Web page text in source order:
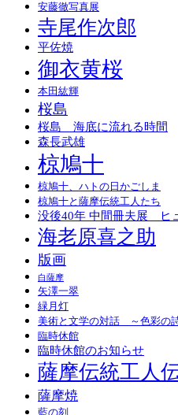
安藤徹写真展
寺尾作次郎
平佐焼
御衣黄桜
本田紘輝
桜島
桜島 海底に流れる時間
森長武雄
椋鳩十
椋鳩十、ハトの日かごしま
椋鳩十と薩摩伝統工人たち
没後40年 中間冊夫展 ヒ
海老原喜之助
版画
白薩摩
矢澤一翠
緑月灯
美術と文学の対話 ～色彩の
臨時休館
臨時休館のお知らせ
薩摩伝統工人
薩摩焼
藍の刻